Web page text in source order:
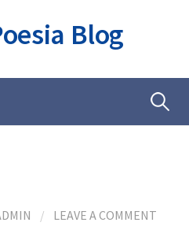
Blog
Ricerca
/ LEAVE A COMMENT